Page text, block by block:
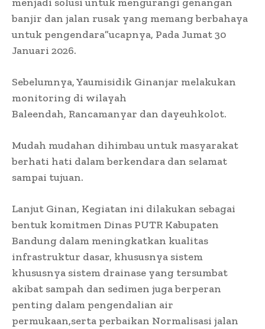
banjir dan jalan rusak yang memang berbahaya
untuk pengendara”ucapnya, Pada Jumat 30
Januari 2026.
Sebelumnya, Yaumisidik Ginanjar melakukan
monitoring di wilayah
Baleendah, Rancamanyar dan dayeuhkolot.
Mudah mudahan dihimbau untuk masyarakat
berhati hati dalam berkendara dan selamat
sampai tujuan.
Lanjut Ginan, Kegiatan ini dilakukan sebagai
bentuk komitmen Dinas PUTR Kabupaten
Bandung dalam meningkatkan kualitas
infrastruktur dasar, khususnya sistem
khususnya sistem drainase yang tersumbat
akibat sampah dan sedimen juga berperan
penting dalam pengendalian air
permukaan,serta perbaikan Normalisasi jalan